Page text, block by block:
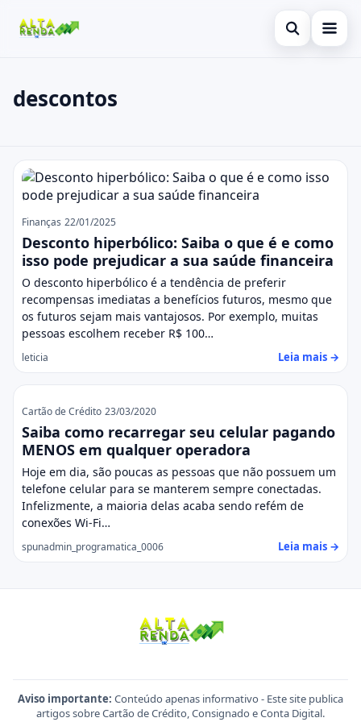
Abrir busca
Conta Digital
Empréstimo
Finanças
Imóvel
Legal
Pressione Enter para buscar ou ESC para fechar.
descontos
descontos
Finanças 22/01/2025
Desconto hiperbólico: Saiba o que é e como
isso pode prejudicar a sua saúde financeira
O desconto hiperbólico é a tendência de preferir
recompensas imediatas a benefícios futuros, mesmo que
os futuros sejam mais vantajosos. Por exemplo, muitas
pessoas escolhem receber R$ 100…
leticia Leia mais →
Cartão de Crédito 23/03/2020
Saiba como recarregar seu celular pagando
MENOS em qualquer operadora
Hoje em dia, são poucas as pessoas que não possuem um
telefone celular para se manterem sempre conectadas.
Infelizmente, a maioria delas acaba sendo refém de
conexões Wi-Fi…
spunadmin_programatica_0006 Leia mais →
Aviso importante: Conteúdo apenas informativo - Este site publica
artigos sobre Cartão de Crédito, Consignado e Conta Digital.